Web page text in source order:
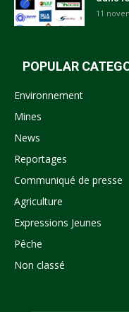
11
POPULAR
Environnement
Mines
News
Reportages
Communiqué de presse
Agriculture
Expressions Jeunes
Pêche
Non classé